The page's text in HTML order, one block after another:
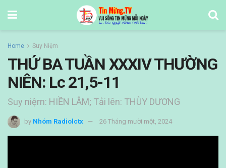
Home Suy Niệm
THỨ BA TUẦN XXXIV THƯỜNG
NIÊN: Lc 21,5-11
Suy niệm: HIỀN LÂM; Tải lên: THÙY DƯƠNG
by Nhóm Radiolctx 26 Tháng mười một, 2024